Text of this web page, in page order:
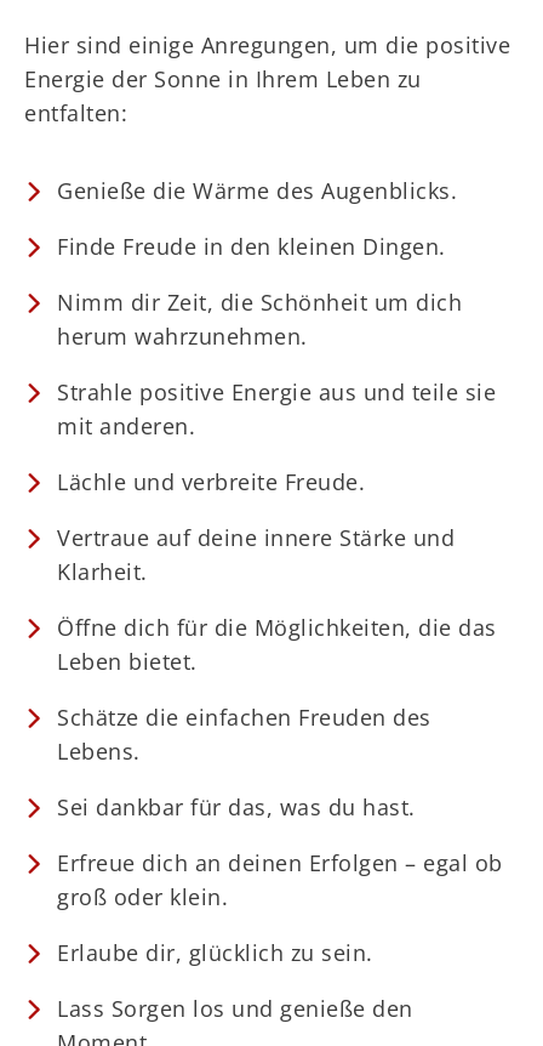
Hier sind einige Anregungen, um die positive
Energie der Sonne in Ihrem Leben zu
entfalten:
Genieße die Wärme des Augenblicks.
Finde Freude in den kleinen Dingen.
Nimm dir Zeit, die Schönheit um dich
herum wahrzunehmen.
Strahle positive Energie aus und teile sie
mit anderen.
Lächle und verbreite Freude.
Vertraue auf deine innere Stärke und
Klarheit.
Öffne dich für die Möglichkeiten, die das
Leben bietet.
Schätze die einfachen Freuden des
Lebens.
Sei dankbar für das, was du hast.
Erfreue dich an deinen Erfolgen – egal ob
groß oder klein.
Erlaube dir, glücklich zu sein.
Lass Sorgen los und genieße den